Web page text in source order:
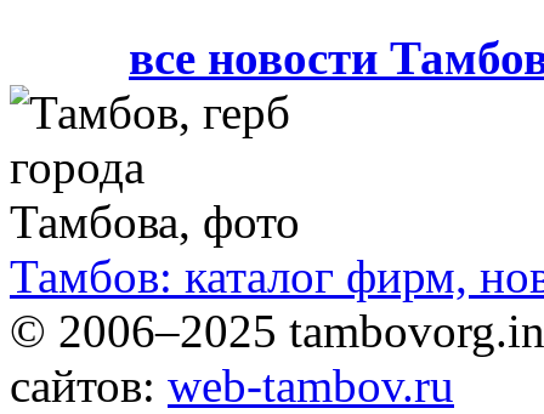
все новости
Тамбов: каталог фирм,
© 2006–2025
сайтов: web-tambov.ru